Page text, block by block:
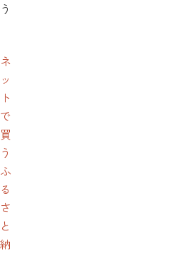
う
ネ
ッ
ト
で
買
う
ふ
る
さ
と
納